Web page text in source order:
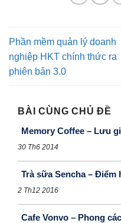
Phần mềm quản lý doanh
nghiệp HKT chính thức ra
phiên bản 3.0
BÀI CÙNG CHỦ ĐỀ
Memory Coffee – Lưu
30 Th6 2014
Trà sữa Sencha – Điểm
2 Th12 2016
Cafe Vonvo – Phong